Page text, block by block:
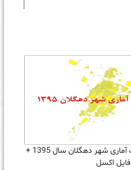
نقشه شیپ فایل بلوک آماری شهر دهگلان سال 1395 +
فايل اكسل